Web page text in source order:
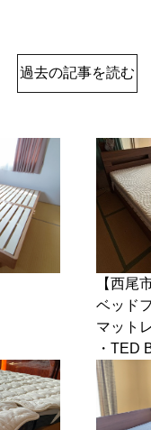
過去の記事を読む
【西尾
ベッド
マット
・TED